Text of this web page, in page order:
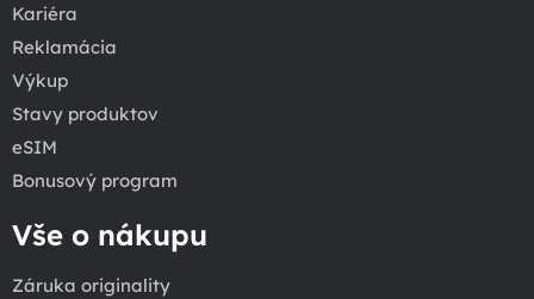
Kariéra
Reklamácia
Výkup
Stavy produktov
eSIM
Bonusový program
Vše o nákupu
Záruka originality